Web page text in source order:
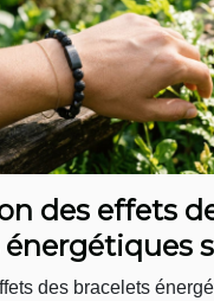
des effets
énergétiques
des bracelets